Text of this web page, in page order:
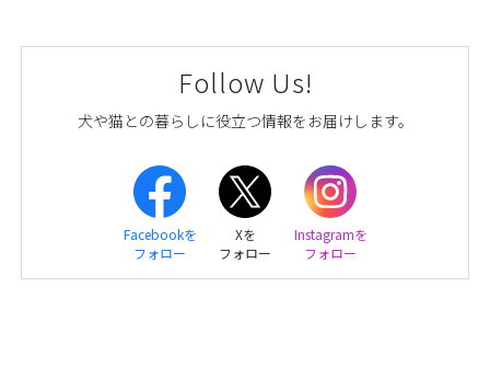
Follow Us!
犬や猫との暮らしに役立つ情報をお届けします。
Facebookを
フォロー
Xを
フォロー
Instagramを
フォロー